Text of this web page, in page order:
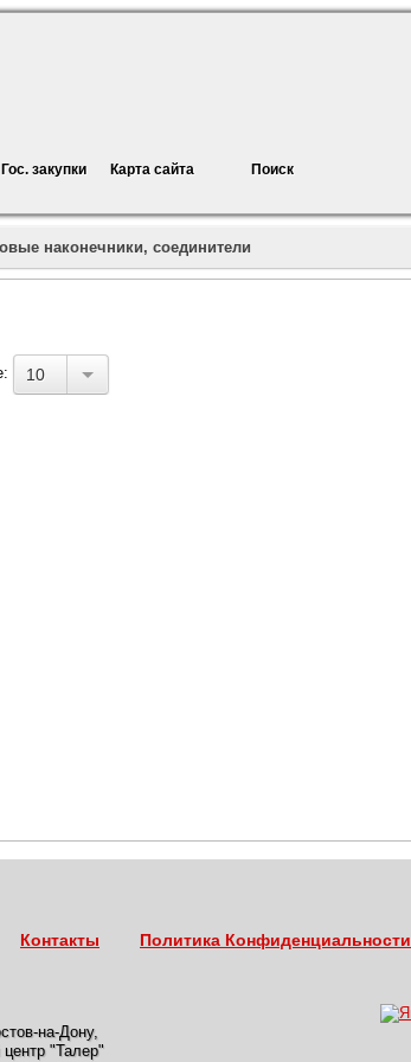
Гос. закупки Карта сайта Поиск
наконечники, соединители
10
Контакты Политика Конфиденциальности
на-Дону,
центр "Талер"